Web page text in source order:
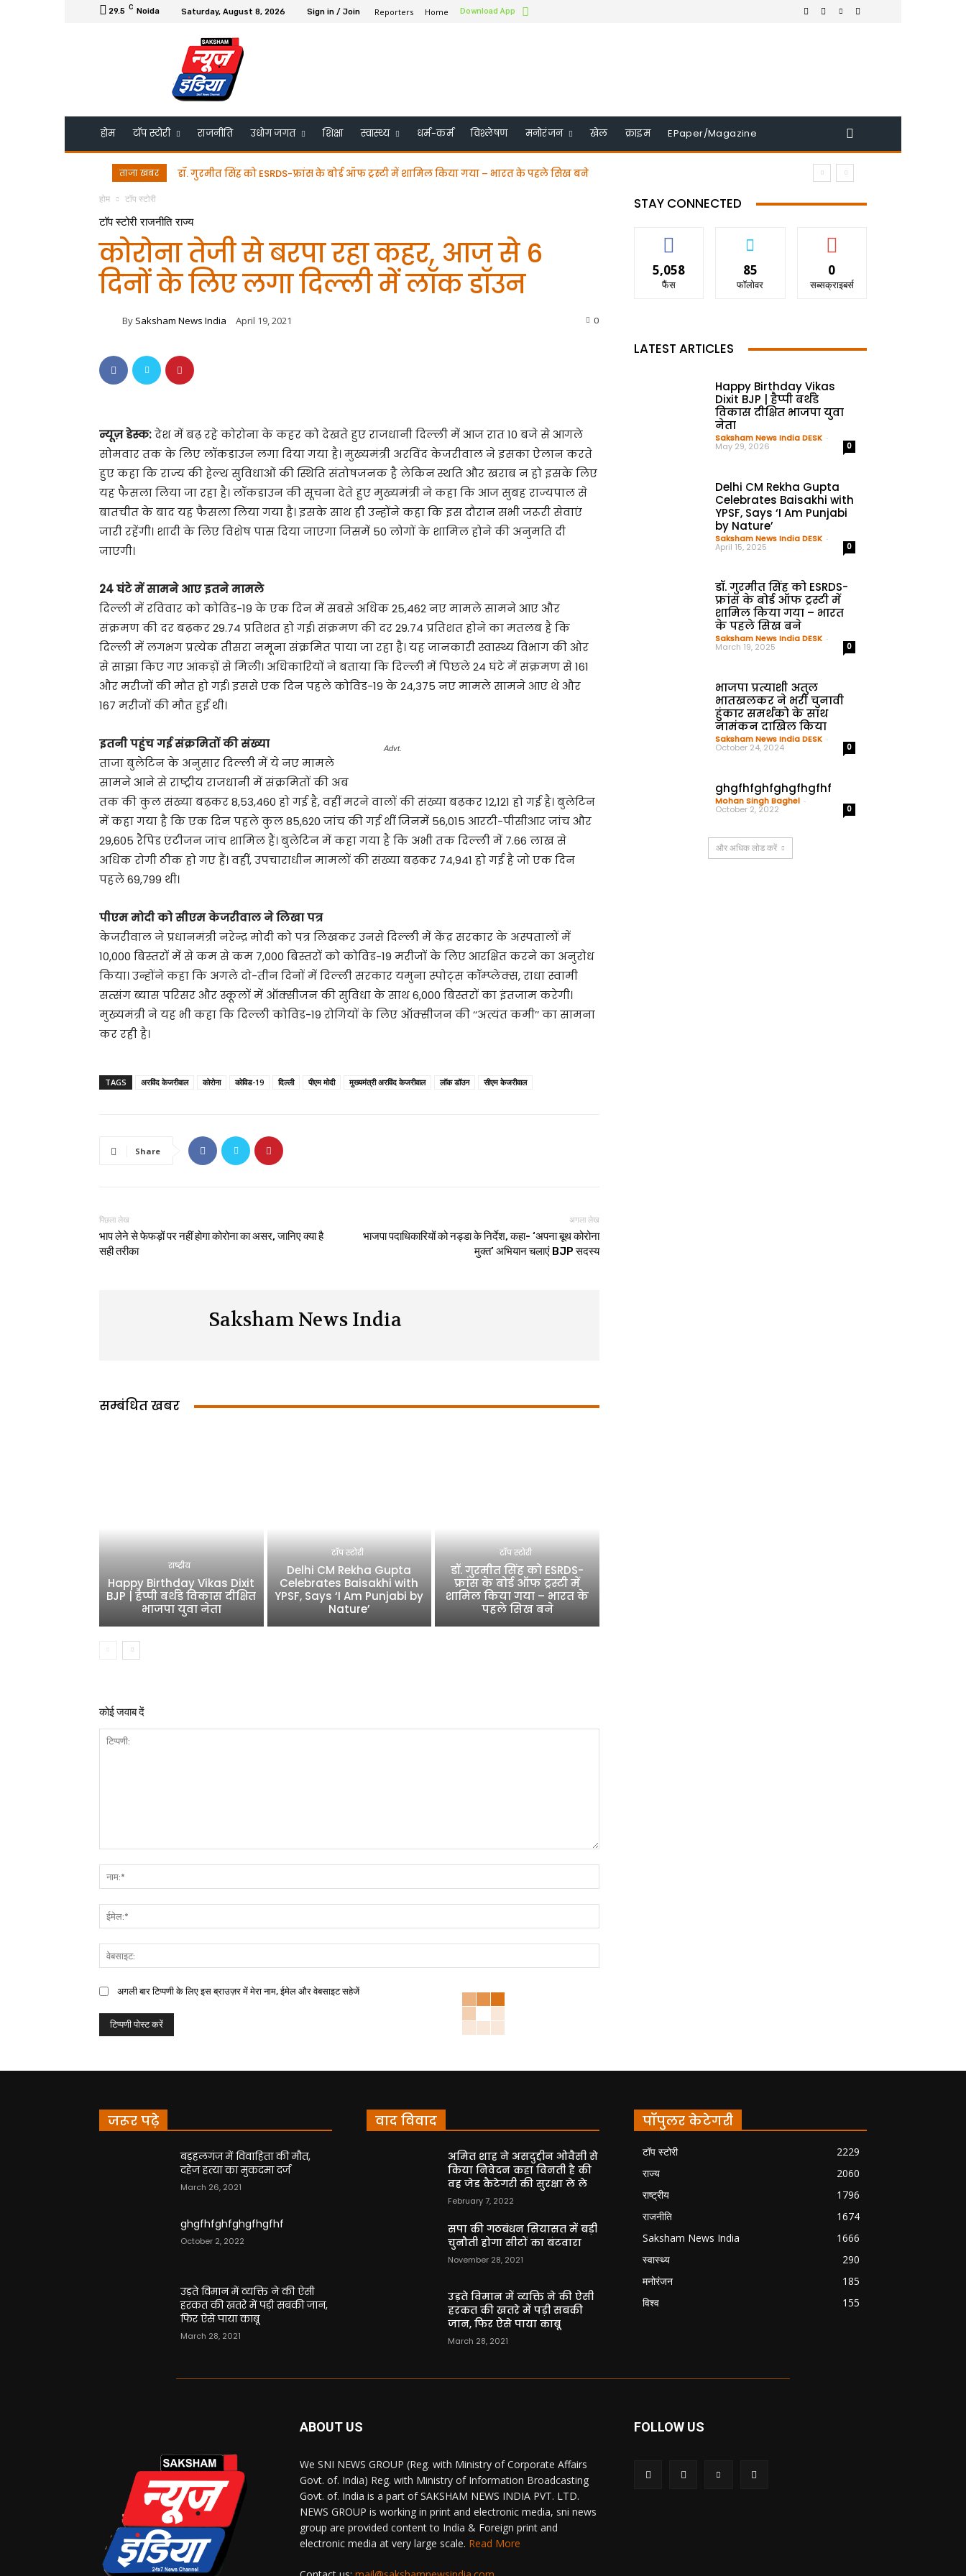
29.5 C Noida Saturday, August 8, 2026 Sign in / Join Reporters Home Download App
होम टॉप स्टोरी राजनीति उधोग जगत शिक्षा स्वास्थ्य धर्म-कर्म विश्लेषण मनोरंजन खेल क्राइम EPaper/Magazine
ताजा खबर डॉ. गुरमीत सिंह को ESRDS-फ्रांस के बोर्ड ऑफ ट्रस्टी में शामिल किया गया – भारत के पहले सिख बने
होम टॉप स्टोरी
टॉप स्टोरी राजनीति राज्य
कोरोना तेजी से बरपा रहा कहर, आज से 6
दिनों के लिए लगा दिल्ली में लॉक डॉउन
By Saksham News India April 19, 2021 0
न्यूज़ डेस्क:देश में बढ़ रहे कोरोना के कहर को देखते हुए राजधानी दिल्ली में आज रात 10 बजे से आगले
सोमवार तक के लिए लॉकडाउन लगा दिया गया है। मुख्यमंत्री अरविंद केजरीवाल ने इसका ऐलान करते
हुए कहा कि राज्य की हेल्थ सुविधाओं की स्थिति संतोषजनक है लेकिन स्थति और खराब न हो इसके लिए
यह फैसला लिया जा रहा है। लॉकडाउन की सूचना देते हुए मुख्यमंत्री ने कहा कि आज सुबह राज्यपाल से
बातचीत के बाद यह फैसला लिया गया है। इसके साथ ही उन्होंने कहा कि इस दौरान सभी जरूरी सेवाएं
जारी रहेंगी। शादी के लिए विशेष पास दिया जाएगा जिसमें 50 लोगों के शामिल होने की अनुमति दी
जाएगी।
24 घंटे में सामने आए इतने मामले
दिल्ली में रविवार को कोविड-19 के एक दिन में सबसे अधिक 25,462 नए मामले सामने आए और
संक्रमण की दर बढ़कर 29.74 प्रतिशत हो गई। संक्रमण की दर 29.74 प्रतिशत होने का मतलब है कि
दिल्ली में लगभग प्रत्येक तीसरा नमूना संक्रमित पाया जा रहा है। यह जानकारी स्वास्थ्य विभाग की ओर
से साझा किए गए आंकड़ों से मिली। अधिकारियों ने बताया कि दिल्ली में पिछले 24 घंटे में संक्रमण से 161
और मरीजों की मौत हो गई। इससे एक दिन पहले कोविड-19 के 24,375 नए मामले सामने आए थे और
167 मरीजों की मौत हुई थी।
Advt.
इतनी पहुंच गई संक्रमितों की संख्या
ताजा बुलेटिन के अनुसार दिल्ली में ये नए मामले
सामने आने से राष्ट्रीय राजधानी में संक्रमितों की अब
तक की कुल संख्या बढ़कर 8,53,460 हो गई है, वहीं मरने वालों की संख्या बढ़कर 12,121 हो गई है। बुलेटिन
में कहा गया है कि एक दिन पहले कुल 85,620 जांच की गई थीं जिनमें 56,015 आरटी-पीसीआर जांच और
29,605 रैपिड एंटीजन जांच शामिल हैं। बुलेटिन में कहा गया है कि अभी तक दिल्ली में 7.66 लाख से
अधिक रोगी ठीक हो गए हैं। वहीं, उपचाराधीन मामलों की संख्या बढ़कर 74,941 हो गई है जो एक दिन
पहले 69,799 थी।
पीएम मोदी को सीएम केजरीवाल ने लिखा पत्र
केजरीवाल ने प्रधानमंत्री नरेन्द्र मोदी को पत्र लिखकर उनसे दिल्ली में केंद्र सरकार के अस्पतालों में
10,000 बिस्तरों में से कम से कम 7,000 बिस्तरों को कोविड-19 मरीजों के लिए आरक्षित करने का अनुरोध
किया। उन्होंने कहा कि अगले दो-तीन दिनों में दिल्ली सरकार यमुना स्पोट्स कॉम्प्लेक्स, राधा स्वामी
सत्संग ब्यास परिसर और स्कूलों में ऑक्सीजन की सुविधा के साथ 6,000 बिस्तरों का इंतजाम करेगी।
मुख्यमंत्री ने यह भी कहा कि दिल्ली कोविड-19 रोगियों के लिए ऑक्सीजन की ‘‘अत्यंत कमी’’ का सामना
कर रही है।
TAGS अरविंद केजरीवाल कोरोना कोविड-19 दिल्ली पीएम मोदी मुख्यमंत्री अरविंद केजरीवाल लॉक डॉउन सीएम केजरीवाल
Share
पिछला लेख
भाप लेने से फेफड़ों पर नहीं होगा कोरोना का असर, जानिए क्या है
सही तरीका
अगला लेख
भाजपा पदाधिकारियों को नड्डा के निर्देश, कहा- ‘अपना बूथ कोरोना
मुक्त’ अभियान चलाएं BJP सदस्‍य
Saksham News India
सम्बंधित खबर
राष्ट्रीय
Happy Birthday Vikas Dixit
BJP | हैप्पी बर्थडे विकास दीक्षित
भाजपा युवा नेता
टॉप स्टोरी
Delhi CM Rekha Gupta
Celebrates Baisakhi with
YPSF, Says ‘I Am Punjabi by
Nature’
टॉप स्टोरी
डॉ. गुरमीत सिंह को ESRDS-
फ्रांस के बोर्ड ऑफ ट्रस्टी में
शामिल किया गया – भारत के
पहले सिख बने
कोई जवाब दें
अगली बार टिप्पणी के लिए इस ब्राउज़र में मेरा नाम, ईमेल और वेबसाइट सहेजें
STAY CONNECTED
5,058
फैंस
85
फॉलोवर
0
सब्सक्राइबर्स
LATEST ARTICLES
Happy Birthday Vikas
Dixit BJP | हैप्पी बर्थडे
विकास दीक्षित भाजपा युवा
नेता
Saksham News India DESK -
May 29, 2026 0
Delhi CM Rekha Gupta
Celebrates Baisakhi with
YPSF, Says ‘I Am Punjabi
by Nature’
Saksham News India DESK -
April 15, 2025 0
डॉ. गुरमीत सिंह को ESRDS-
फ्रांस के बोर्ड ऑफ ट्रस्टी में
शामिल किया गया – भारत
के पहले सिख बने
Saksham News India DESK -
March 19, 2025 0
भाजपा प्रत्याशी अतुल
भातखलकर ने भरी चुनावी
हुंकार समर्थको के साथ
नामंकन दाखिल किया
Saksham News India DESK -
October 24, 2024 0
ghgfhfghfghgfhgfhf
Mohan Singh Baghel -
October 2, 2022 0
और अधिक लोड करें
जरूर पढ़े
बड़हलगंज में विवाहिता की मौत,
दहेज हत्या का मुकदमा दर्ज
March 26, 2021
ghgfhfghfghgfhgfhf
October 2, 2022
उड़ते विमान में व्यक्ति ने की ऐसी
हरकत की खतरे में पड़ी सबकी जान,
फिर ऐसे पाया काबू
March 28, 2021
वाद विवाद
अमित शाह ने असदुद्दीन ओवैसी से
किया निवेदन कहा विनती है की
वह जेड कैटेगरी की सुरक्षा ले ले
February 7, 2022
सपा की गठबंधन सियासत में बड़ी
चुनौती होगा सीटों का बंटवारा
November 28, 2021
उड़ते विमान में व्यक्ति ने की ऐसी
हरकत की खतरे में पड़ी सबकी
जान, फिर ऐसे पाया काबू
March 28, 2021
पॉपुलर केटेगरी
टॉप स्टोरी
2229
राज्य
2060
राष्ट्रीय
1796
राजनीति
1674
Saksham News India
1666
स्वास्थ्य
290
मनोरंजन
185
विश्व
155
ABOUT US
We SNI NEWS GROUP (Reg. with Ministry of Corporate Affairs
Govt. of. India) Reg. with Ministry of Information Broadcasting
Govt. of. India is a part of SAKSHAM NEWS INDIA PVT. LTD.
NEWS GROUP is working in print and electronic media, sni news
group are provided content to India & Foreign print and
electronic media at very large scale. Read More
FOLLOW US